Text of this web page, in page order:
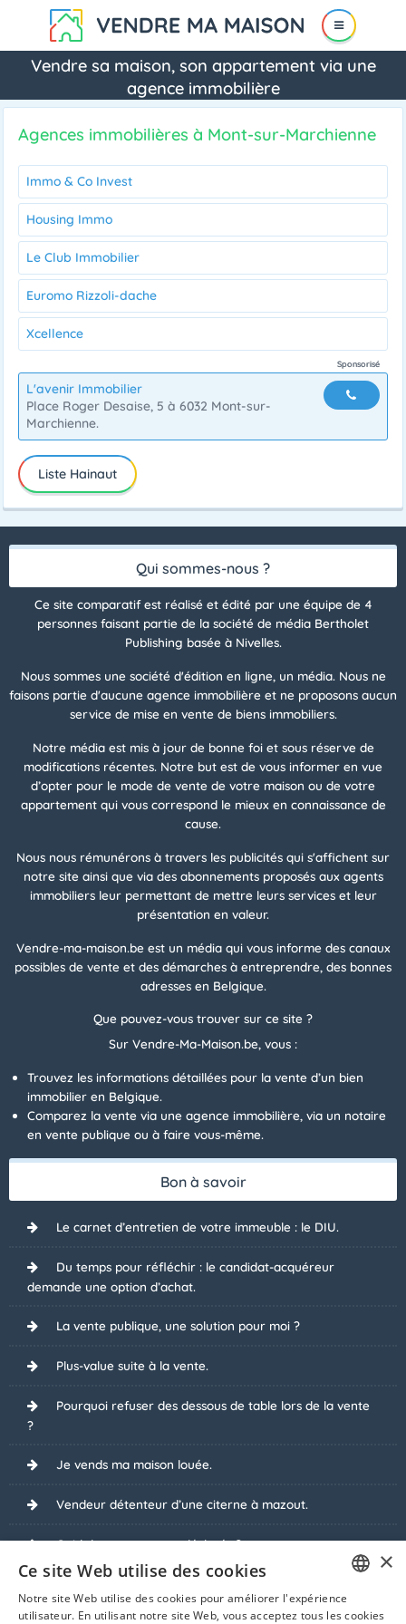
Vendre sa maison, son appartement via une
agence immobilière
Agences immobilières à Mont-sur-Marchienne
Immo & Co Invest
Housing Immo
Le Club Immobilier
Euromo Rizzoli-dache
Xcellence
L'avenir Immobilier
Sponsorisé
Place Roger Desaise, 5 à 6032 Mont-sur-
Marchienne.
Sponsorisé
Liste Hainaut
Qui sommes-nous ?
Ce site comparatif est réalisé et édité par une équipe de 4
personnes faisant partie de la société de média Bertholet
Publishing basée à Nivelles.
Nous sommes une société d'édition en ligne, un média. Nous ne
faisons partie d'aucune agence immobilière et ne proposons aucun
service de mise en vente de biens immobiliers.
Notre média est mis à jour de bonne foi et sous réserve de
modifications récentes. Notre but est de vous informer en vue
d’opter pour le mode de vente de votre maison ou de votre
appartement qui vous correspond le mieux en connaissance de
cause.
Nous nous rémunérons à travers les publicités qui s'affichent sur
notre site ainsi que via des abonnements proposés aux agents
immobiliers leur permettant de mettre leurs services et leur
présentation en valeur.
Vendre-ma-maison.be est un média qui vous informe des canaux
possibles de vente et des démarches à entreprendre, des bonnes
adresses en Belgique.
Que pouvez-vous trouver sur ce site ?
Sur Vendre-Ma-Maison.be, vous :
Trouvez les informations détaillées pour la vente d’un bien
immobilier en Belgique.
Comparez la vente via une agence immobilière, via un notaire
en vente publique ou à faire vous-même.
Bon à savoir
Le carnet d’entretien de votre immeuble : le DIU.
Du temps pour réfléchir : le candidat-acquéreur
demande une option d’achat.
La vente publique, une solution pour moi ?
Plus-value suite à la vente.
Pourquoi refuser des dessous de table lors de la vente
?
Je vends ma maison louée.
Vendeur détenteur d’une citerne à mazout.
Quid des travaux non déclarés ?
FRENCH
×
Ce site Web utilise des cookies
Notre site Web utilise des cookies pour améliorer l'expérience
utilisateur. En utilisant notre site Web, vous acceptez tous les cookies